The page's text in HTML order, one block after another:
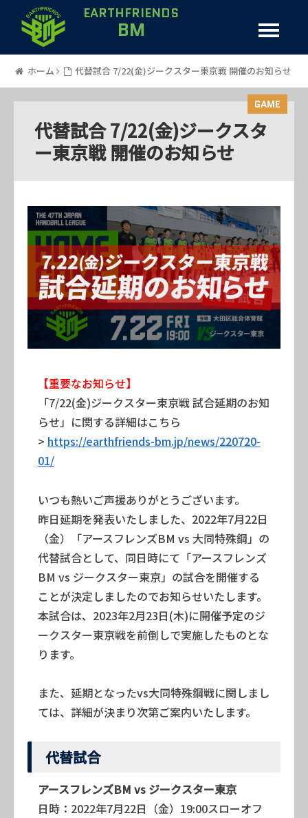
EARTHFRIENDS
BM
ホーム 代替試合 7/22(金)ジークスター東京戦 開催のお知らせ
GAME
代替試合 7/22(金)ジークスタ
ー東京戦 開催のお知らせ
【重要なお知らせ】
「7/22(金)ジークスター東京戦 試合延期のお知
らせ」に関する詳細はこちら
> https://earthfriends-bm.jp/news/220720-
01/
いつも熱いご声援ありがとうございます。
昨日延期を発表いたしました、2022年7月22日
（金）「アースフレンズBM vs 大同特殊鋼」の
代替試合として、同日時にて「アースフレンズ
BM vs ジークスター東京」の試合を開催する
ことが決定しましたのでお知らせいたします。
本試合は、2023年2月23日(木)に開催予定のジ
ークスター東京戦を前倒しで実施したものとな
ります。
また、延期となったvs大同特殊鋼戦に関しまし
ては、詳細が決まり次第ご案内いたします。
代替試合
アースフレンズBM vs ジークスター東京
日時：2022年7月22日（金）19:00スローオフ